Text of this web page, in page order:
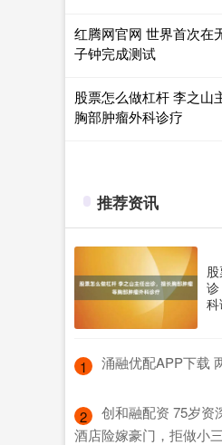
红腾网官网 世界首次在
子钟完成测试
股票怎么做杠杆 李之山
胸部肿瘤外科诊疗
推荐资讯
1 涌融优配APP下载
2
创和融配资 75岁资
酒店险嫁豪门，拒做小